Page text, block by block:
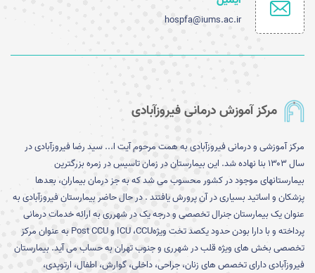
hospfa@iums.ac.ir
مرکز آموزش درمانی فیروزآبادی
مرکز آموزشی و درمانی فیروزآبادی به همت مرحوم آیت ا... سید رضا فیروزآبادی در
سال ۱۳۰۳ بنا نهاده شد. این بیمارستان در زمان تاسیس در زمره بزرگترین
بیمارستانهای موجود در کشور محسوب می شد که به جز درمان بیماران، بعدها
پزشکان و اساتید بسیاری در آن پرورش یافتند . در حال حاضر بیمارستان فیروزآبادی به
عنوان یک بیمارستان جنرال تخصصی و درجه یک در شهرری به ارائه خدمات درمانی
پرداخته و با دارا بودن حدود یکصد تخت ویژهICU ،CCU و Post CCU به عنوان مرکز
تخصصی بخش های ویژه قلب در شهرری و جنوب تهران به حساب می آید. بیمارستان
فیروزآبادی دارای تخصص های زنان، جراحی، داخلی، گوارش، اطفال، ارتوپدی،